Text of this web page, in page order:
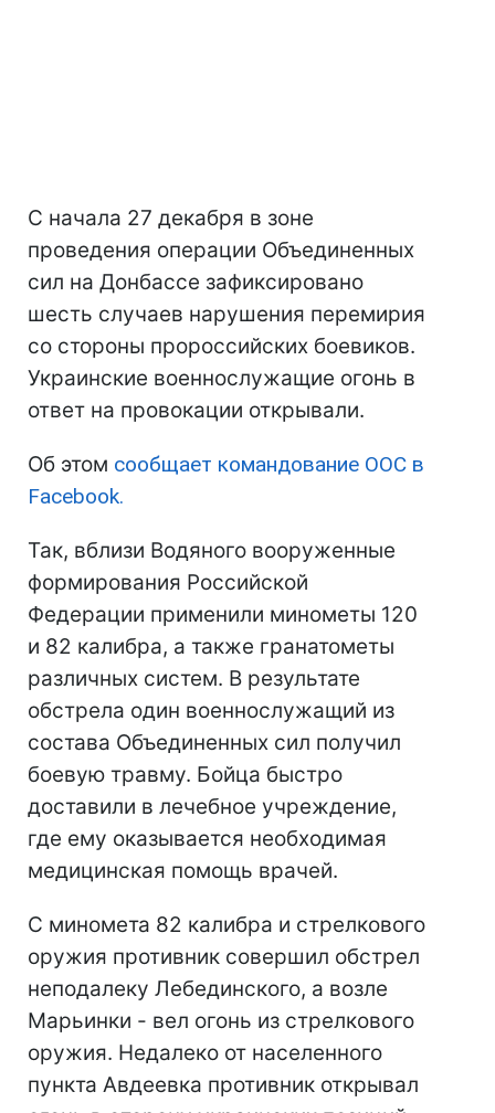
С начала 27 декабря в зоне
проведения операции Объединенных
сил на Донбассе зафиксировано
шесть случаев нарушения перемирия
со стороны пророссийских боевиков.
Украинские военнослужащие огонь в
ответ на провокации открывали.
Об этом сообщает командование ООС в
Facebook.
Так, вблизи Водяного вооруженные
формирования Российской
Федерации применили минометы 120
и 82 калибра, а также гранатометы
различных систем. В результате
обстрела один военнослужащий из
состава Объединенных сил получил
боевую травму. Бойца быстро
доставили в лечебное учреждение,
где ему оказывается необходимая
медицинская помощь врачей.
С миномета 82 калибра и стрелкового
оружия противник совершил обстрел
неподалеку Лебединского, а возле
Марьинки - вел огонь из стрелкового
оружия. Недалеко от населенного
пункта Авдеевка противник открывал